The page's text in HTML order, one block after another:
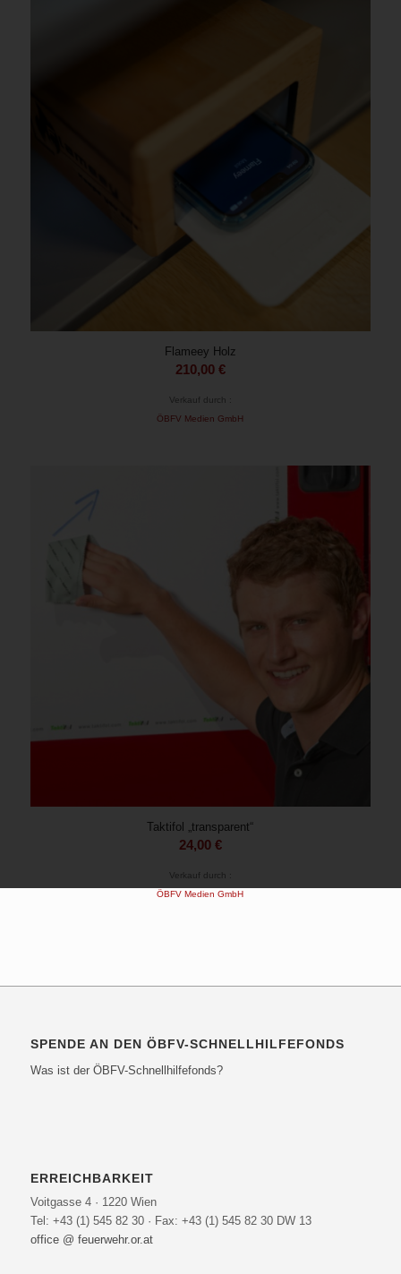
Flameey Holz
210,00 €
Verkauf durch :
ÖBFV Medien GmbH
Taktifol „transparent“
24,00 €
Verkauf durch :
ÖBFV Medien GmbH
SPENDE AN DEN ÖBFV-SCHNELLHILFEFONDS
Was ist der ÖBFV-Schnellhilfefonds?
ERREICHBARKEIT
Voitgasse 4 · 1220 Wien
Tel: +43 (1) 545 82 30 · Fax: +43 (1) 545 82 30 DW 13
office @ feuerwehr.or.at